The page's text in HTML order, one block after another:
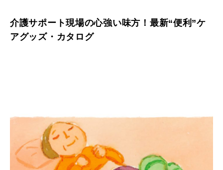
介護サポート現場の心強い味方！最新“便利”ケ
アグッズ・カタログ